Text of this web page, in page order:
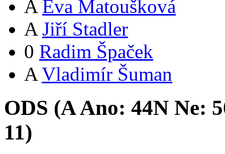
A Eva Matoušková
A Jiří Stadler
0 Radim Špaček
A Vladimír Šuman
ODS (AAno: 44N Ne: 5
11)